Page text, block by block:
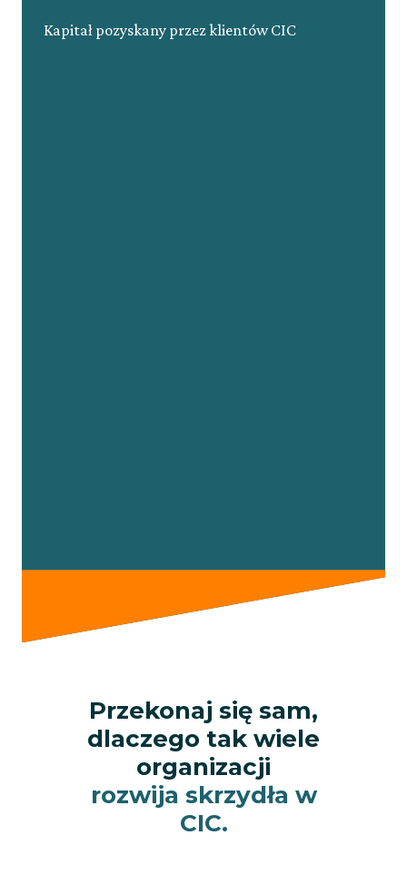
Kapitał pozyskany przez klientów CIC
Przekonaj się sam,
dlaczego tak wiele
organizacji
rozwija skrzydła w
CIC.